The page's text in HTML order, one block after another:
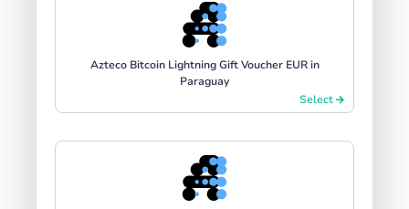
Azteco Bitcoin Lightning Gift Voucher EUR in
Paraguay
Select